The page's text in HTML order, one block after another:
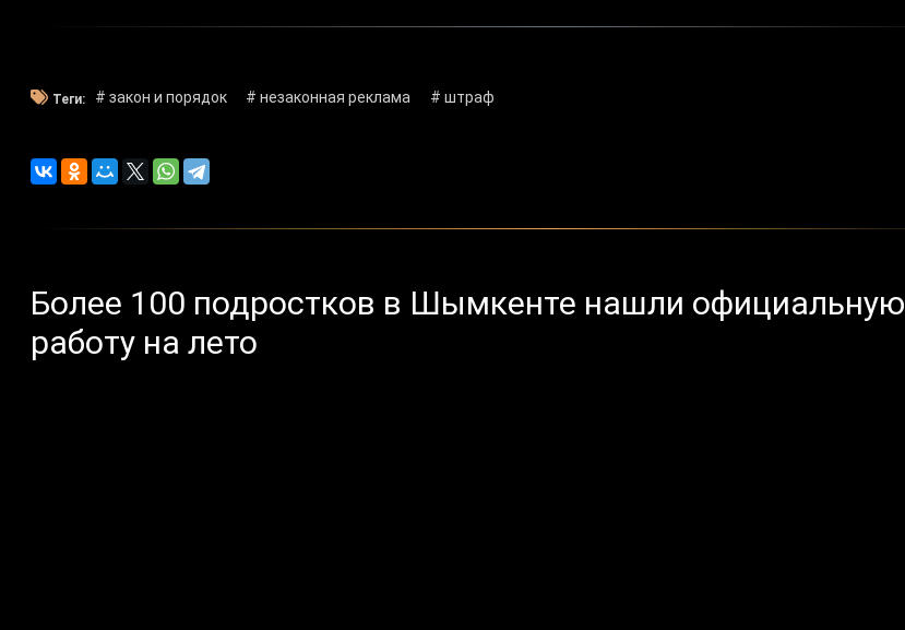
Теги: # закон и порядок # незаконная реклама # штраф
Более 100 подростков в Шымкенте нашли официальную
работу на лето